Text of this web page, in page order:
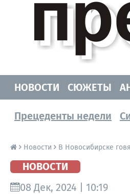
НОВОСТИ
СЮЖЕТЫ
Прецеденты недели
Новости В Новосибирске
НОВОСТИ
08 Дек, 2024 | 10:19